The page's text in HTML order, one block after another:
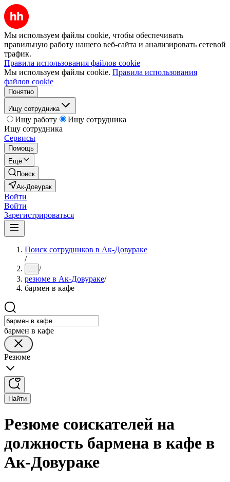
Мы используем файлы cookie, чтобы обеспечивать
правильную работу нашего веб-сайта и анализировать сетевой
трафик.
Правила использования файлов cookie
Мы используем файлы cookie. Правила использования
файлов cookie
Понятно
Ищу сотрудника
Ищу работу
Ищу сотрудника
Ищу сотрудника
Сервисы
Помощь
Ещё
Поиск
Ак-Довурак
Войти
Войти
Зарегистрироваться
Поиск сотрудников в Ак-Довураке
/
... /
резюме в Ак-Довураке/
бармен в кафе
бармен в кафе
Резюме
Найти
Резюме соискателей на
должность бармена в кафе в
Ак-Довураке